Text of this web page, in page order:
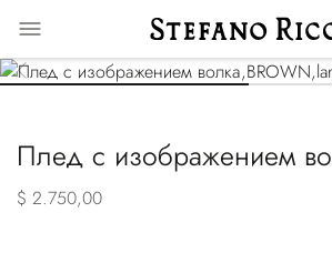
Плед с изображением
$ 2.750,00